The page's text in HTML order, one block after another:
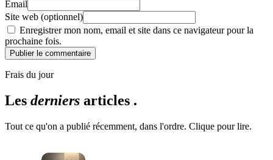
Email
Site web (optionnel)
Enregistrer mon nom, email et site dans ce navigateur pour la
prochaine fois.
Publier le commentaire
Frais du jour
Les derniers articles .
Tout ce qu'on a publié récemment, dans l'ordre. Clique pour lire.